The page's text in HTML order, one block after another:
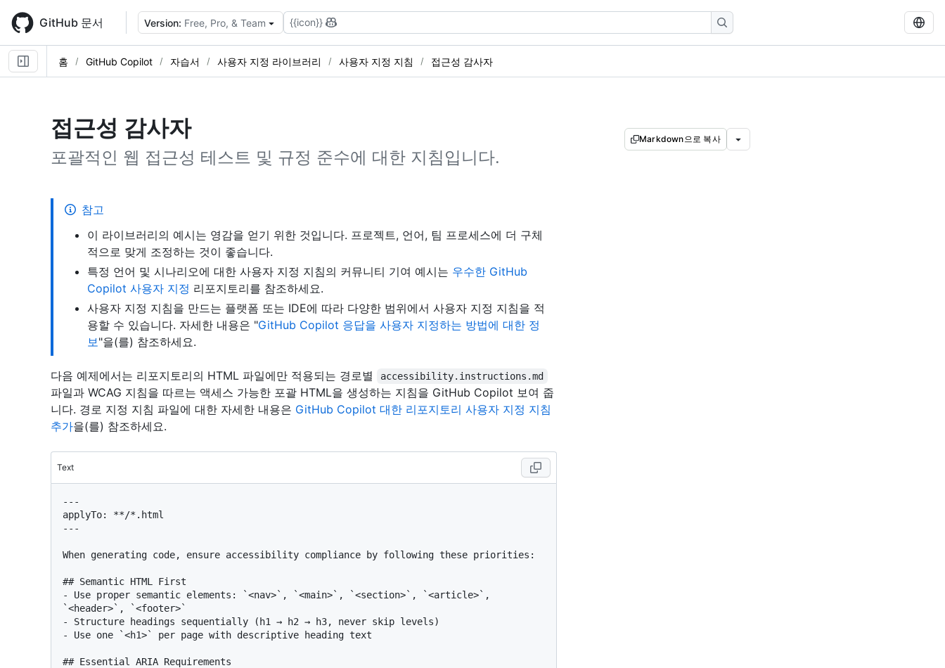
main
content
GitHub 문서 Version: Free, Pro, & Team {{icon}}
홈 GitHub Copilot 자습서 사용자 지정 라이브러리 사용자 지정 지침 접근성 감사자
접근성 감사자
포괄적인 웹 접근성 테스트 및 규정 준수에 대한 지침입니다.
Markdown으로 복사
참고
이 라이브러리의 예시는 영감을 얻기 위한 것입니다. 프로젝트, 언어, 팀 프로세스에 더 구체
적으로 맞게 조정하는 것이 좋습니다.
특정 언어 및 시나리오에 대한 사용자 지정 지침의 커뮤니티 기여 예시는 우수한 GitHub
Copilot 사용자 지정 리포지토리를 참조하세요.
사용자 지정 지침을 만드는 플랫폼 또는 IDE에 따라 다양한 범위에서 사용자 지정 지침을 적
용할 수 있습니다. 자세한 내용은 "GitHub Copilot 응답을 사용자 지정하는 방법에 대한 정
보"을(를) 참조하세요.
다음 예제에서는 리포지토리의 HTML 파일에만 적용되는 경로별 accessibility.instructions.md
파일과 WCAG 지침을 따르는 액세스 가능한 포괄 HTML을 생성하는 지침을 GitHub Copilot 보여 줍
니다. 경로 지정 지침 파일에 대한 자세한 내용은 GitHub Copilot 대한 리포지토리 사용자 지정 지침
추가을(를) 참조하세요.
Text
---
applyTo: **/*.html
---
When generating code, ensure accessibility compliance by following these priorities:
## Semantic HTML First
- Use proper semantic elements: `<nav>`, `<main>`, `<section>`, `<article>`,
`<header>`, `<footer>`
- Structure headings sequentially (h1 → h2 → h3, never skip levels)
- Use one `<h1>` per page with descriptive heading text
## Essential ARIA Requirements